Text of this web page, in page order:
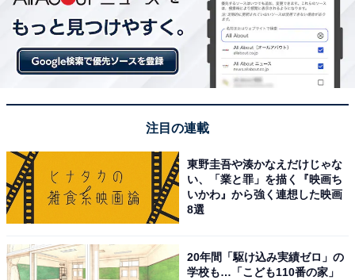
グ！ 2位「NON STYLE」を抑えた1位は？
注目の連載
東野圭吾や湊かなえだけじゃな
い、「業と罪」を描く『映画ち
いかわ』から強く連想した映画
8選
20年間「駆け込み実績ゼロ」の
学校も…「こども110番の家」